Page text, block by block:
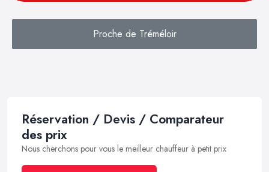
Proche de Tréméloir
Réservation / Devis / Comparateur
des prix
Nous cherchons pour vous le meilleur chauffeur à petit prix